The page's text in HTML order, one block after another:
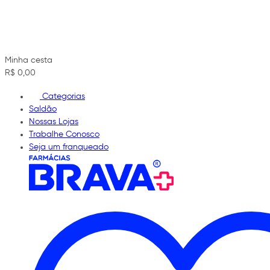
Minha cesta
R$ 0,00
Categorias
Saldão
Nossas Lojas
Trabalhe Conosco
Seja um franqueado